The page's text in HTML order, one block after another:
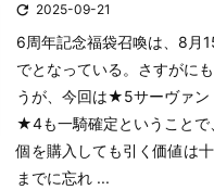
 2025-09-21
6周年記念福袋召喚は、8月
でとなっている。 さすがに
うが、今回は★5サーヴァン
★4も一騎確定ということで
個を購入しても引く価値は
までに忘れ ...